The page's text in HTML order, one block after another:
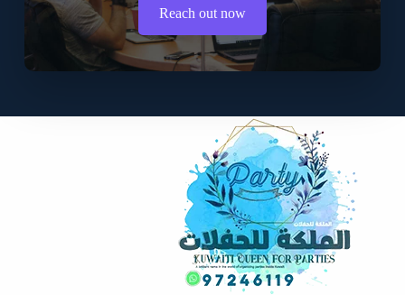
Reach out now